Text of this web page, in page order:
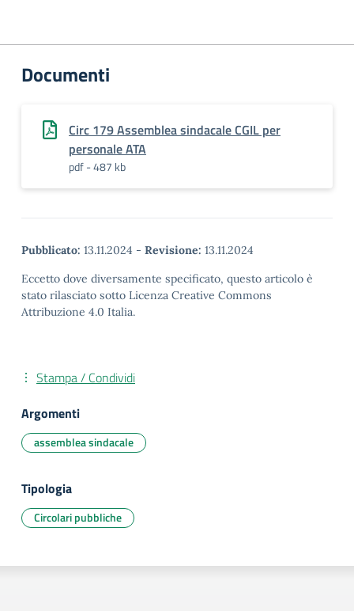
Documenti
Circ 179 Assemblea sindacale CGIL per
personale ATA
pdf - 487 kb
Pubblicato: 13.11.2024 - Revisione: 13.11.2024
Eccetto dove diversamente specificato, questo articolo è
stato rilasciato sotto Licenza Creative Commons
Attribuzione 4.0 Italia.
Stampa / Condividi
Argomenti
assemblea sindacale
Tipologia
Circolari pubbliche